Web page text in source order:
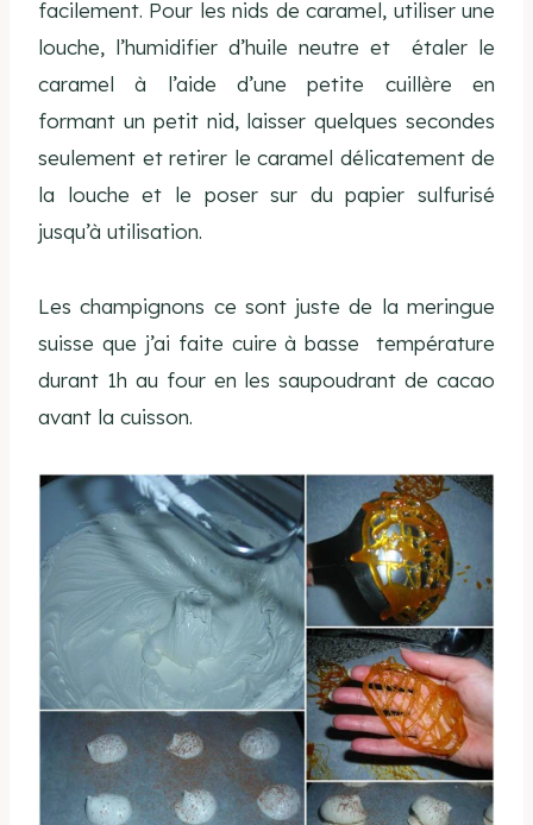
facilement. Pour les nids de caramel, utiliser une
louche, l’humidifier d’huile neutre et étaler le
caramel à l’aide d’une petite cuillère en
formant un petit nid, laisser quelques secondes
seulement et retirer le caramel délicatement de
la louche et le poser sur du papier sulfurisé
jusqu’à utilisation.
Les champignons ce sont juste de la meringue
suisse que j’ai faite cuire à basse température
durant 1h au four en les saupoudrant de cacao
avant la cuisson.